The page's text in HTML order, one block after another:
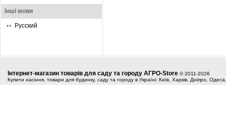
Інші мови
Русский
Інтернет-магазин товарів для саду та городу АГРО-Store © 2011-2026
Купити насіння, товари для будинку, саду та городу в Україні: Київ, Харків, Дніпро,